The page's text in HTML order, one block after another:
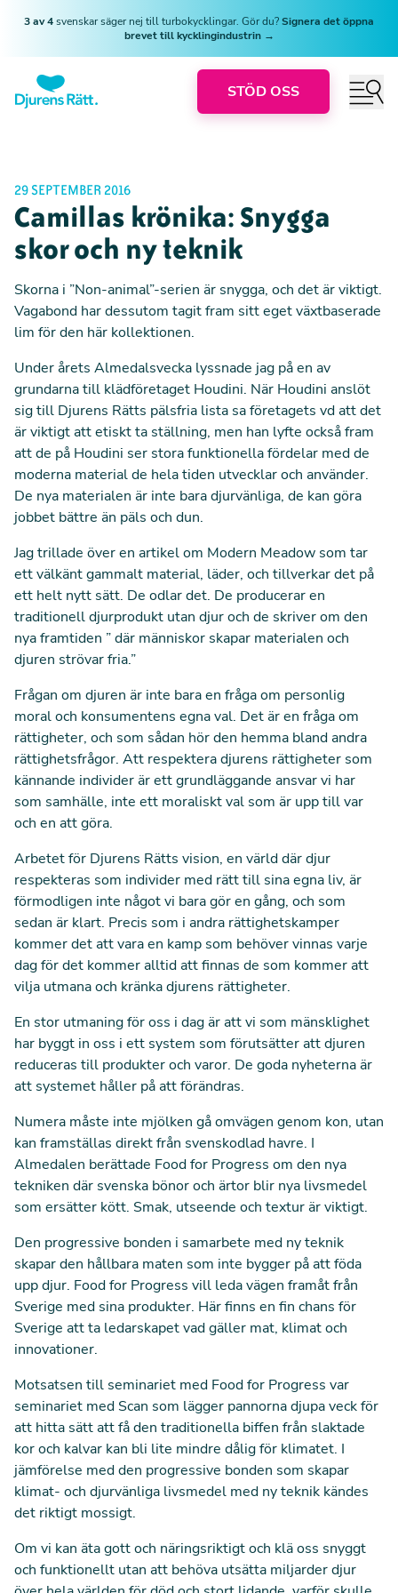
3 av 4svenskar säger nej till turbokycklingar. Gör du?Signera det öppna
brevet till kycklingindustrin →
STÖD OSS
29 SEPTEMBER 2016
Camillas krönika: Snygga
skor och ny teknik
Skorna i ”Non-animal”-serien är snygga, och det är viktigt.
Vagabond har dessutom tagit fram sitt eget växtbaserade
lim för den här kollektionen.
Under årets Almedalsvecka lyssnade jag på en av
grundarna till klädföretaget Houdini. När Houdini anslöt
sig till Djurens Rätts pälsfria lista sa företagets vd att det
är viktigt att etiskt ta ställning, men han lyfte också fram
att de på Houdini ser stora funktionella fördelar med de
moderna material de hela tiden utvecklar och använder.
De nya materialen är inte bara djurvänliga, de kan göra
jobbet bättre än päls och dun.
Jag trillade över en artikel om Modern Meadow som tar
ett välkänt gammalt material, läder, och tillverkar det på
ett helt nytt sätt. De odlar det. De producerar en
traditionell djurprodukt utan djur och de skriver om den
nya framtiden ” där människor skapar materialen och
djuren strövar fria.”
Frågan om djuren är inte bara en fråga om personlig
moral och konsumentens egna val. Det är en fråga om
rättigheter, och som sådan hör den hemma bland andra
rättighetsfrågor. Att respektera djurens rättigheter som
kännande individer är ett grundläggande ansvar vi har
som samhälle, inte ett moraliskt val som är upp till var
och en att göra.
Arbetet för Djurens Rätts vision, en värld där djur
respekteras som individer med rätt till sina egna liv, är
förmodligen inte något vi bara gör en gång, och som
sedan är klart. Precis som i andra rättighetskamper
kommer det att vara en kamp som behöver vinnas varje
dag för det kommer alltid att finnas de som kommer att
vilja utmana och kränka djurens rättigheter.
En stor utmaning för oss i dag är att vi som mänsklighet
har byggt in oss i ett system som förutsätter att djuren
reduceras till produkter och varor. De goda nyheterna är
att systemet håller på att förändras.
Numera måste inte mjölken gå omvägen genom kon, utan
kan framställas direkt från svenskodlad havre. I
Almedalen berättade Food for Progress om den nya
tekniken där svenska bönor och ärtor blir nya livsmedel
som ersätter kött. Smak, utseende och textur är viktigt.
Den progressive bonden i samarbete med ny teknik
skapar den hållbara maten som inte bygger på att föda
upp djur. Food for Progress vill leda vägen framåt från
Sverige med sina produkter. Här finns en fin chans för
Sverige att ta ledarskapet vad gäller mat, klimat och
innovationer.
Motsatsen till seminariet med Food for Progress var
seminariet med Scan som lägger pannorna djupa veck för
att hitta sätt att få den traditionella biffen från slaktade
kor och kalvar kan bli lite mindre dålig för klimatet. I
jämförelse med den progressive bonden som skapar
klimat- och djurvänliga livsmedel med ny teknik kändes
det riktigt mossigt.
Om vi kan äta gott och näringsriktigt och klä oss snyggt
och funktionellt utan att behöva utsätta miljarder djur